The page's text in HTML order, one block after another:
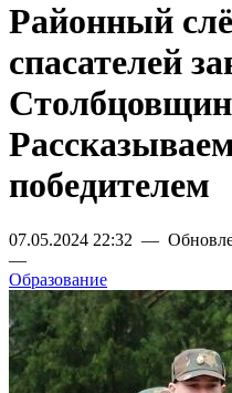
Районный
спасателей
победителем
07.05.2024 22:32 —
—
Образование